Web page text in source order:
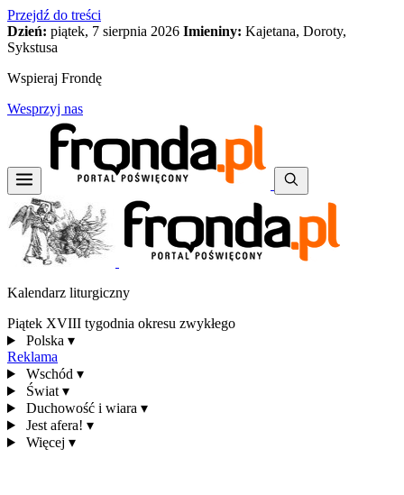
Przejdź do treści
Dzień: piątek, 7 sierpnia 2026 Imieniny: Kajetana, Doroty,
Sykstusa
Wspieraj Frondę
Wesprzyj nas
Kalendarz liturgiczny
Piątek XVIII tygodnia okresu zwykłego
Polska ▾
Reklama
Wschód ▾
Świat ▾
Duchowość i wiara ▾
Jest afera! ▾
Więcej ▾